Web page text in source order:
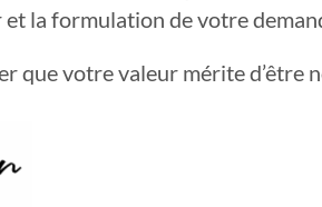
la formulation de votre
que votre valeur mérite d’être